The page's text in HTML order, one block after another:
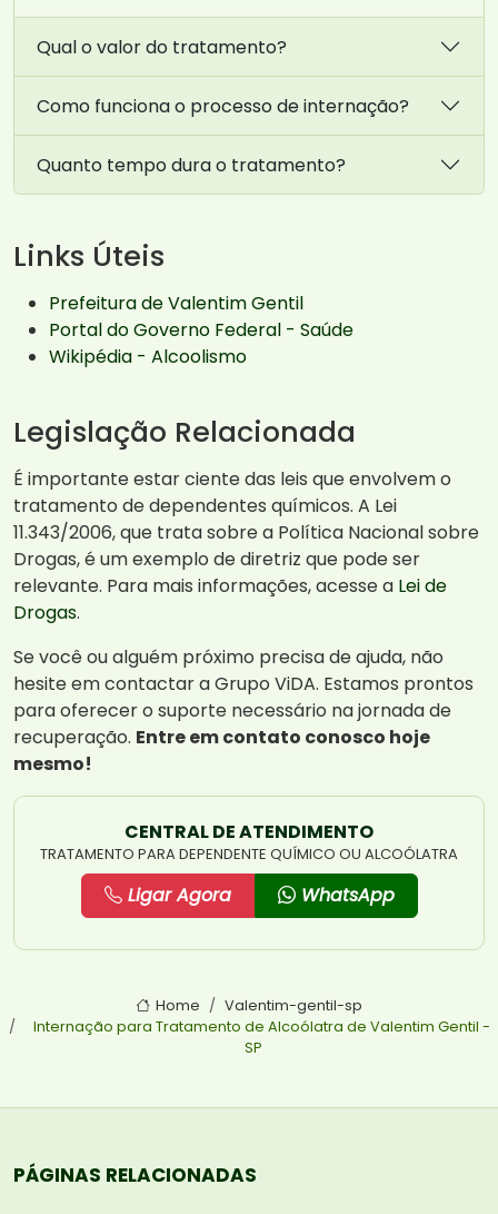
Qual o valor do tratamento?
Como funciona o processo de internação?
Quanto tempo dura o tratamento?
Links Úteis
Prefeitura de Valentim Gentil
Portal do Governo Federal - Saúde
Wikipédia - Alcoolismo
Legislação Relacionada
É importante estar ciente das leis que envolvem o
tratamento de dependentes químicos. A Lei
11.343/2006, que trata sobre a Política Nacional sobre
Drogas, é um exemplo de diretriz que pode ser
relevante. Para mais informações, acesse a Lei de
Drogas.
Se você ou alguém próximo precisa de ajuda, não
hesite em contactar a Grupo ViDA. Estamos prontos
para oferecer o suporte necessário na jornada de
recuperação. Entre em contato conosco hoje
mesmo!
CENTRAL DE ATENDIMENTO
TRATAMENTO PARA DEPENDENTE QUÍMICO OU ALCOÓLATRA
Ligar Agora WhatsApp
Home
Valentim-gentil-sp
Internação para Tratamento de Alcoólatra de Valentim Gentil -
SP
PÁGINAS RELACIONADAS